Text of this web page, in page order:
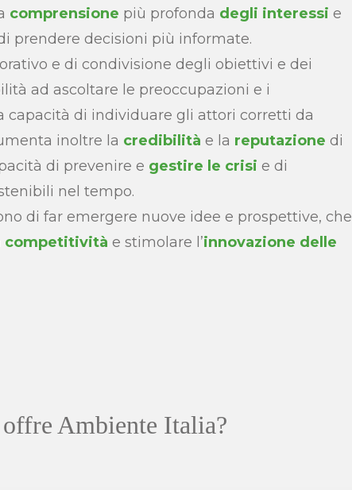
comprensione più profonda degli interessi e
prendere decisioni più informate.
e di condivisione degli obiettivi e dei
ad ascoltare le preoccupazioni e i
capacità di individuare gli attori corretti da
inoltre la credibilità e la reputazione di
di prevenire e gestire le crisi e di
nel tempo.
di far emergere nuove idee e prospettive, che
competitività e stimolare l’innovazione delle
Ambiente Italia?